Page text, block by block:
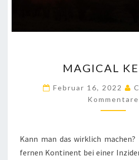
MAGICAL
Februar 16, 2022
Kommentare
Kann man das wirklich machen?
fernen Kontinent bei einer